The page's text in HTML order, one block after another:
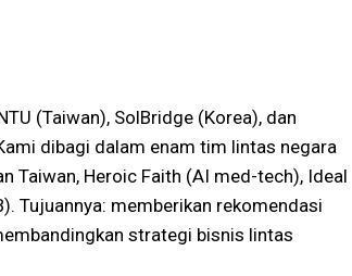
(Taiwan), SolBridge (Korea), dan
dibagi dalam enam tim lintas negara
Taiwan, Heroic Faith (AI med-tech), Ideal
Tujuannya: memberikan rekomendasi
strategi bisnis lintas